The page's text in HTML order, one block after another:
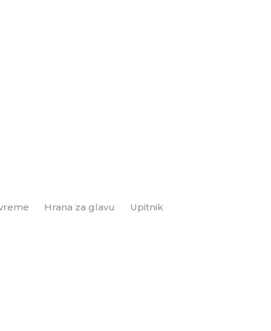
Hrana za glavu Upitnik